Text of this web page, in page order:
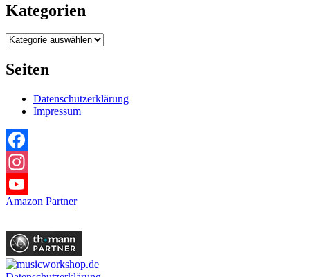
Kategorien
Kategorien
Seiten
Datenschutzerklärung
Impressum
Facebook
Instagram
YouTube
Amazon Partner